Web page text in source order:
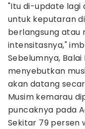
"Itu di-update lagi
untuk keputaran
berlangsung atau
intensitasnya,"
Sebelumnya, Balai
menyebutkan
akan datang
Musim kemarau
puncaknya pada
Sekitar 79 persen